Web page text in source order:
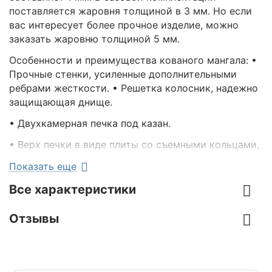
поставляется жаровня толщиной в 3 мм. Но если
вас интересует более прочное изделие, можно
заказать жаровню толщиной 5 мм.
Особенности и преимущества кованого мангала: •
Прочные стенки, усиленные дополнительными
ребрами жесткости. • Решетка колосник, надежно
защищающая днище.
• Двухкамерная печка под казан.
• Верх печки в виде плиты со съемными кольцами,
объемом до 8 литров.
Наличие колосника обеспечивает лучшее горение
жаровни между прутьями. Такая конструкция
Показать еще
Все характеристики
Отзывы